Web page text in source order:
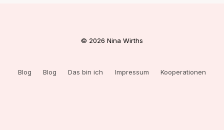
© 2026 Nina Wirths
Blog Blog Das bin ich Impressum Kooperationen